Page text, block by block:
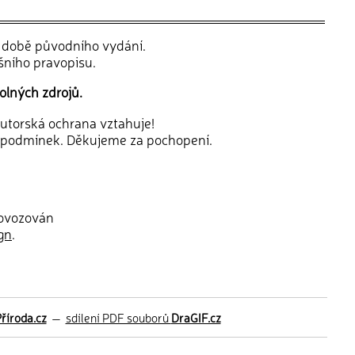
původního vydání.
pravopisu.
zdrojů.
ochrana vztahuje!
Děkujeme za pochopení.
.
— sdílení PDF souborůDraGIF.cz